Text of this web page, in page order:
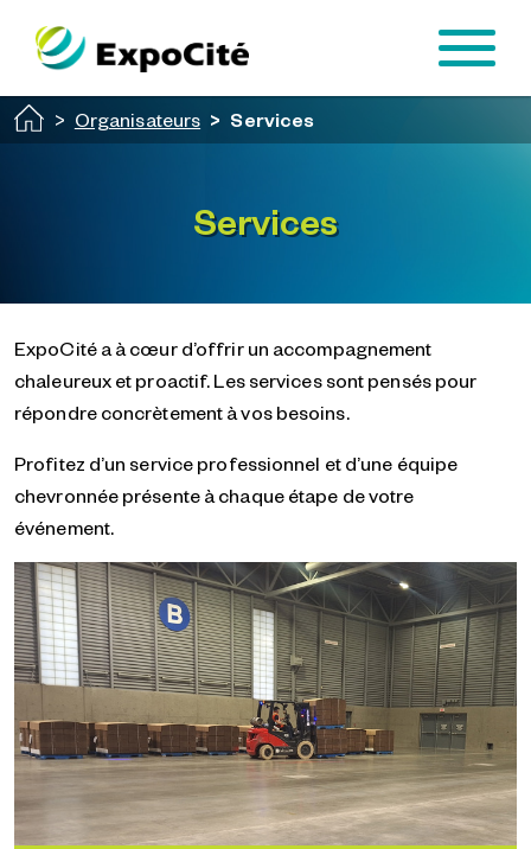
Passer au contenu principal
Organisateurs Services
Services
ExpoCité a à cœur d’offrir un accompagnement
chaleureux et proactif. Les services sont pensés pour
répondre concrètement à vos besoins.
Profitez d’un service professionnel et d’une équipe
chevronnée présente à chaque étape de votre
événement.